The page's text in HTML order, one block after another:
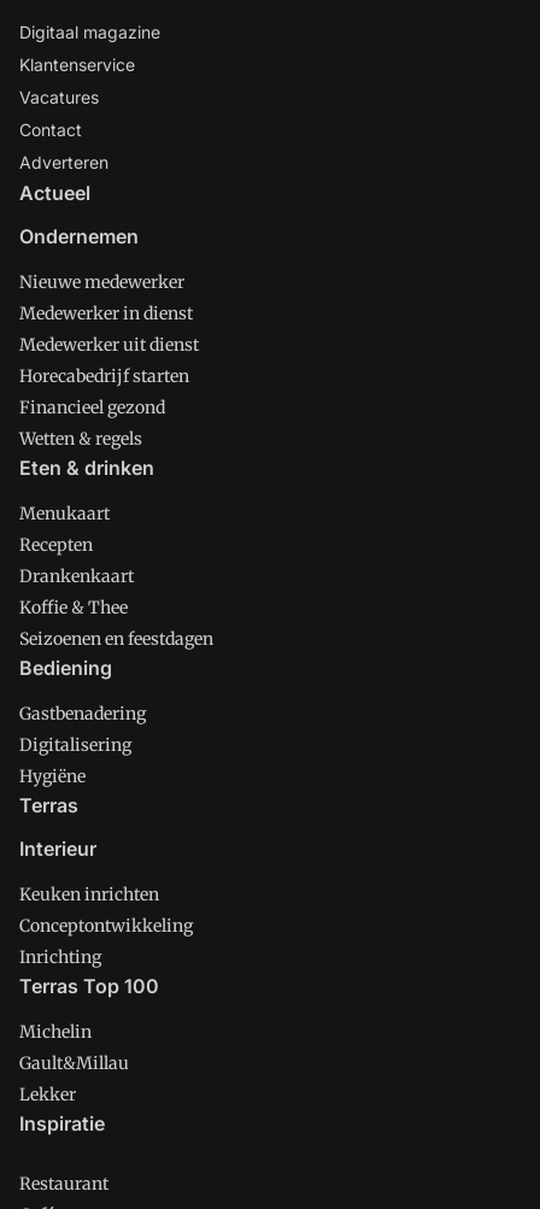
Digitaal magazine
Klantenservice
Vacatures
Contact
Adverteren
Actueel
Ondernemen
Nieuwe medewerker
Medewerker in dienst
Medewerker uit dienst
Horecabedrijf starten
Financieel gezond
Wetten & regels
Eten & drinken
Menukaart
Recepten
Drankenkaart
Koffie & Thee
Seizoenen en feestdagen
Bediening
Gastbenadering
Digitalisering
Hygiëne
Terras
Interieur
Keuken inrichten
Conceptontwikkeling
Inrichting
Terras Top 100
Michelin
Gault&Millau
Lekker
Inspiratie
Restaurant